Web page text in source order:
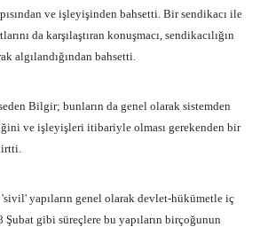
ve işleyişinden bahsetti. Bir sendikacı ile
da karşılaştıran konuşmacı, sendikacılığın
algılandığından bahsetti.
Bilgir; bunların da genel olarak sistemden
ve işleyişleri itibariyle olması gerekenden bir
yapıların genel olarak devlet-hükümetle iç
gibi süreçlere bu yapıların birçoğunun